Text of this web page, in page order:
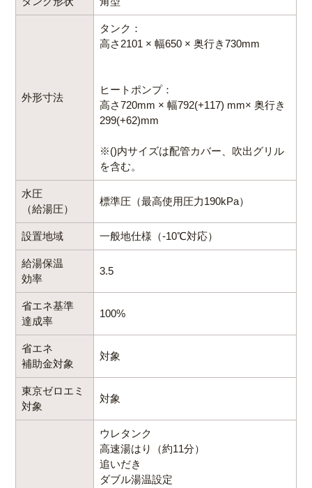
貯湯タンクの脚部をウレタンフォームを充てん。剛
性の高い耐震クラスSの貯湯ユニットを実現していま
外形寸法
タンク：
高さ2101 × 幅650 × 奥行き730mm
ヒートポンプ：
高さ720mm × 幅792(+117) mm× 奥行き
299(+62)mm
※()内サイズは配管カバー、吹出グリル
を含む。
水圧
（給湯圧）
標準圧（最高使用圧力190kPa）
設置地域 一般地仕様（-10℃対応）
給湯保温
効率
3.5
省エネ基準
達成率
100%
省エネ
補助金対象
対象
東京ゼロエミ
対象
対象
ウレタンク
高速湯はり（約11分）
追いだき
ダブル湯温設定